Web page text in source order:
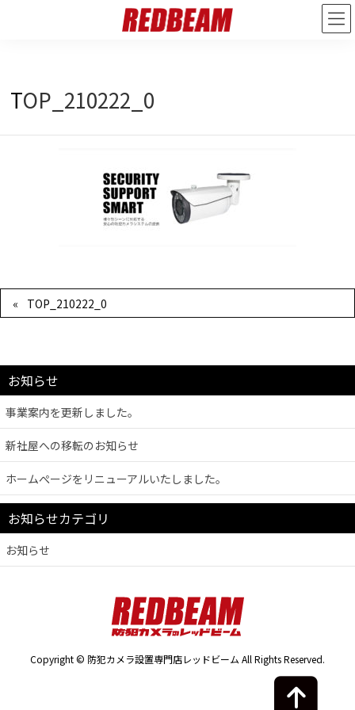
/ 最終更新日 :2021年3月26日
TOP_210222_0
TOP_210222_0
お知らせ
事業案内を更新しました。
新社屋への移転のお知らせ
ホームぺージをリニューアルいたしました。
お知らせカテゴリ
お知らせ
Copyright © 防犯カメラ設置専門店レッドビーム All Rights Reserved.